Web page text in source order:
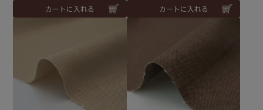
カートに入れる カートに入れる